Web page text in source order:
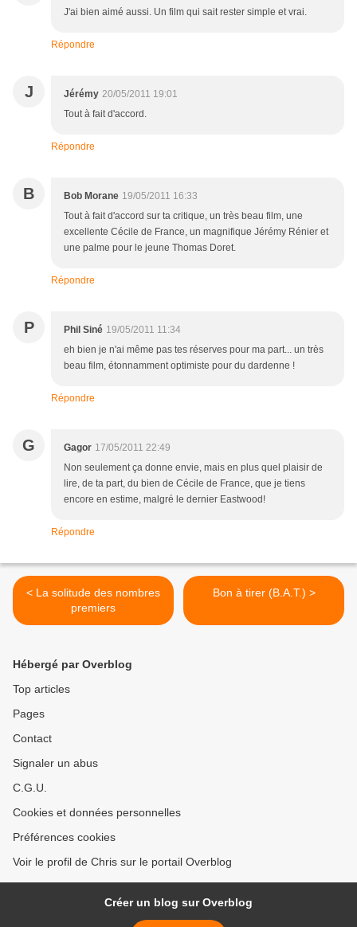
J'ai bien aimé aussi. Un film qui sait rester simple et vrai.
Répondre
J Jérémy 20/05/2011 19:01
Tout à fait d'accord.
Répondre
B Bob Morane 19/05/2011 16:33
Tout à fait d'accord sur ta critique, un très beau film, une
excellente Cécile de France, un magnifique Jérémy Rénier et
une palme pour le jeune Thomas Doret.
Répondre
P Phil Siné 19/05/2011 11:34
eh bien je n'ai même pas tes réserves pour ma part... un très
beau film, étonnamment optimiste pour du dardenne !
Répondre
G Gagor 17/05/2011 22:49
Non seulement ça donne envie, mais en plus quel plaisir de
lire, de ta part, du bien de Cécile de France, que je tiens
encore en estime, malgré le dernier Eastwood!
Répondre
< La solitude des nombres
premiers
Bon à tirer (B.A.T.) >
Hébergé par Overblog
Top articles
Pages
Contact
Signaler un abus
C.G.U.
Cookies et données personnelles
Préférences cookies
Voir le profil de Chris sur le portail Overblog
Créer un blog sur Overblog